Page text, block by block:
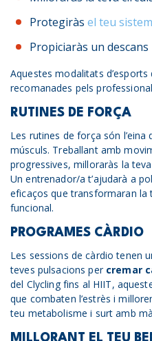
Protegiràs el teu
Propiciaràs un
Aquestes modalitats d’esports
recomanades pels
RUTINES DE FORÇA
Les rutines de força són
músculs. Treballant amb
progressives, milloraràs la
Un entrenador/a t’ajudarà a
eficaços que transformaran la
funcional.
PROGRAMES CÀRDIO
Les sessions de càrdio tenen
teves pulsacions per cremar
del Clycling fins al HIIT,
que combaten l’estrès i
teu metabolisme i surt amb
MILLORANT EL TEU